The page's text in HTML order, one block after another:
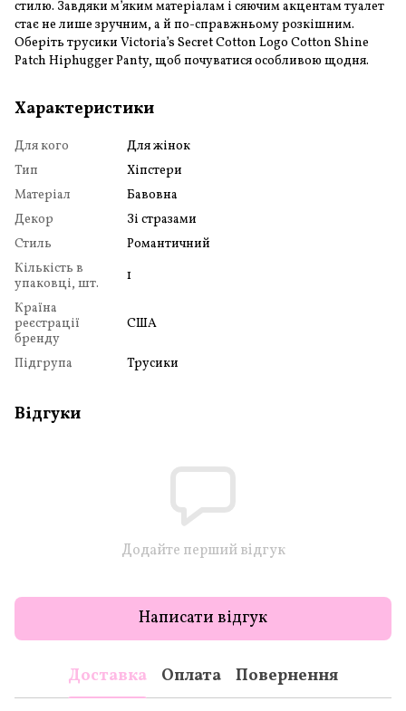
стилю. Завдяки м’яким матеріалам і сяючим акцентам туалет
стає не лише зручним, а й по-справжньому розкішним.
Оберіть трусики Victoria’s Secret Cotton Logo Cotton Shine
Patch Hiphugger Panty, щоб почуватися особливою щодня.
Характеристики
Для кого
Для жінок
Тип
Хіпстери
Матеріал
Бавовна
Декор
Зі стразами
Стиль
Романтичний
Кількість в
упаковці, шт.
1
Країна
реєстрації
бренду
США
Підгрупа Трусики
Відгуки
Додайте перший відгук
Написати відгук
Доставка Оплата Повернення